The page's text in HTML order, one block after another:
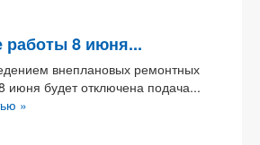
работы 8 июня...
внеплановых ремонтных
июня будет отключена подача...
»